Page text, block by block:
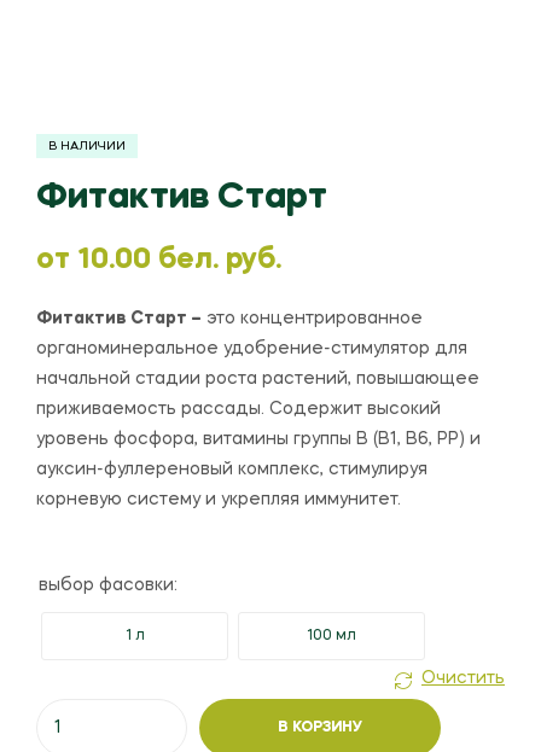
В НАЛИЧИИ
Фитактив Старт
oт 10.00 бел. руб.
Фитактив Старт – это концентрированное
органоминеральное удобрение-стимулятор для
начальной стадии роста растений, повышающее
приживаемость рассады. Содержит высокий
уровень фосфора, витамины группы B (B1, B6, PP) и
ауксин-фуллереновый комплекс, стимулируя
корневую систему и укрепляя иммунитет.
выбор фасовки:
1 л 100 мл
Очистить
В КОРЗИНУ